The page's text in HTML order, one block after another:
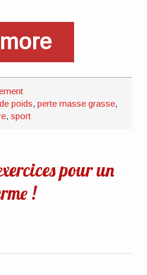
poids,perte masse grasse,
,sport
pour un
!